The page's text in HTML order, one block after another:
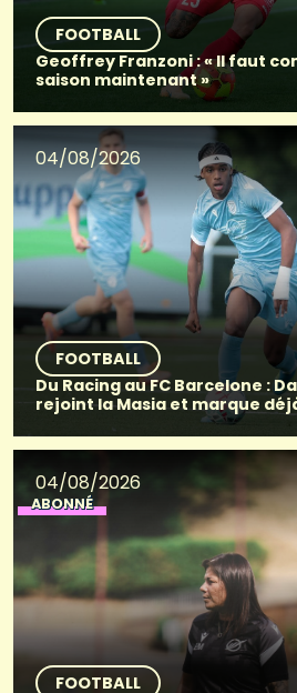
FOOTBALL
Geoffrey Franzoni : « Il faut
saison maintenant »
04/08/2026
FOOTBALL
Du Racing au FC Barcelone :
rejoint la Masia et marque
04/08/2026
ABONNÉ
FOOTBALL